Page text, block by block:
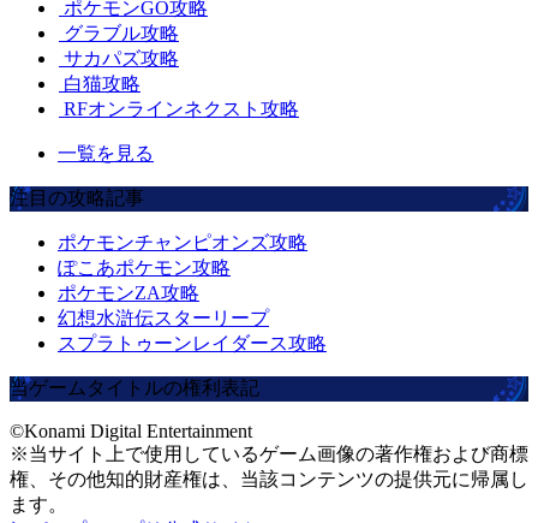
ポケモンGO攻略
グラブル攻略
サカパズ攻略
白猫攻略
RFオンラインネクスト攻略
一覧を見る
注目の攻略記事
ポケモンチャンピオンズ攻略
ぽこあポケモン攻略
ポケモンZA攻略
幻想水滸伝スターリープ
スプラトゥーンレイダース攻略
当ゲームタイトルの権利表記
©Konami Digital Entertainment
※当サイト上で使用しているゲーム画像の著作権および商標
権、その他知的財産権は、当該コンテンツの提供元に帰属し
ます。